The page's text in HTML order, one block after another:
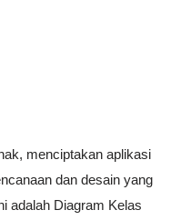
menciptakan aplikasi
dan desain yang
adalah Diagram Kelas